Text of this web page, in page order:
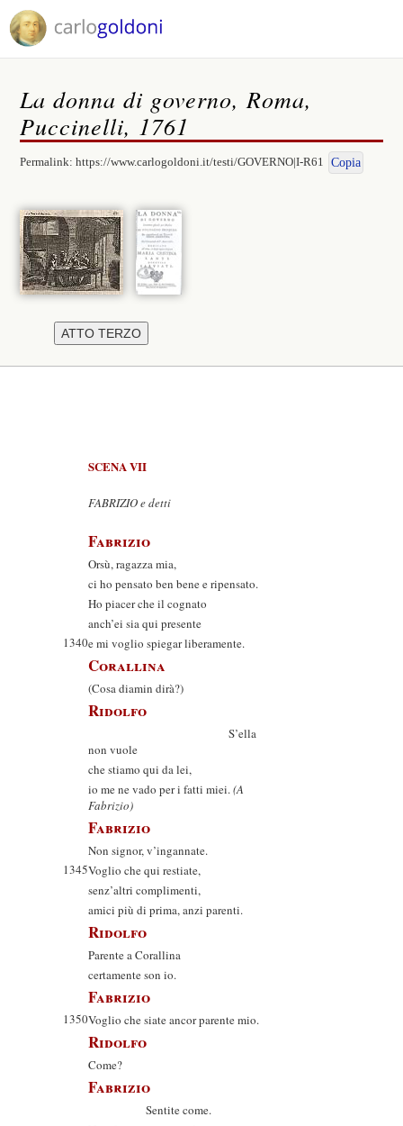
La donna di governo, Roma,
Puccinelli, 1761
Permalink:https://www.carlogoldoni.it/testi/GOVERNO|I-R61 Copia
SCENA VII
FABRIZIO e detti
Fabrizio
Orsù, ragazza mia,
ci ho pensato ben bene e ripensato.
Ho piacer che il cognato
anch’ei sia qui presente
1340e mi voglio spiegar liberamente.
Corallina
(Cosa diamin dirà?)
Ridolfo
S’ella
non vuole
che stiamo qui da lei,
io me ne vado per i fatti miei.(A
Fabrizio)
Fabrizio
Non signor, v’ingannate.
1345Voglio che qui restiate,
senz’altri complimenti,
amici più di prima, anzi parenti.
Ridolfo
Parente a Corallina
certamente son io.
Fabrizio
1350Voglio che siate ancor parente mio.
Ridolfo
Come?
Fabrizio
Sentite come.